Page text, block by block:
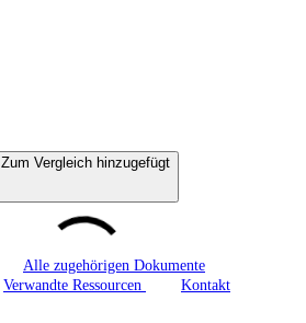
Zum Vergleich hinzugefügt
Alle zugehörigen Dokumente
Verwandte Ressourcen Kontakt